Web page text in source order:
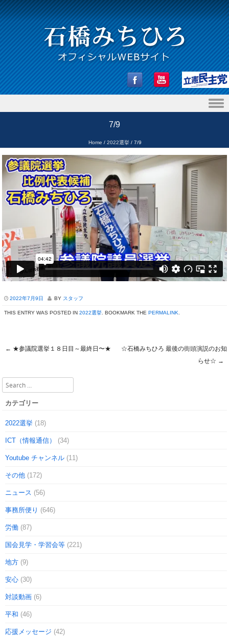
7/9
Home / 2022選挙/ 7/9
2022年7月9日 BY スタッフ
THIS ENTRY WAS POSTED IN 2022選挙 . BOOKMARK THE PERMALINK
← ★参議院選挙１８日目～最終日〜★
☆石橋みちひろ 最後の街頭演説のお知
らせ☆ →
Search
カテゴリー
2022選挙 (18)
ICT（情報通信） (34)
Youtube チャンネル (11)
その他 (172)
ニュース (56)
事務所便り (646)
労働 (87)
国会見学・学習会等 (221)
地方 (9)
安心 (30)
対談動画 (6)
平和 (46)
応援メッセージ (42)